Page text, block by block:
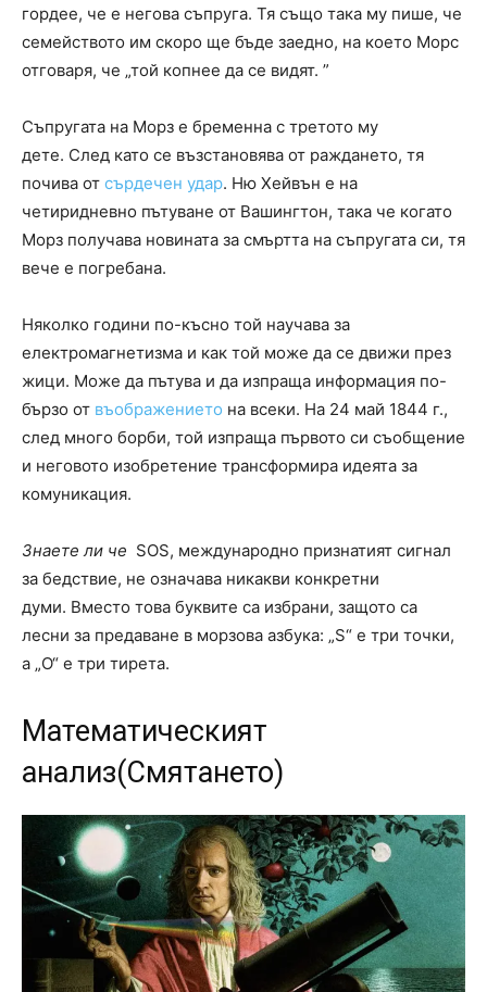
гордее, че е негова съпруга. Тя също така му пише, че
семейството им скоро ще бъде заедно, на което Морс
отговаря, че „той копнее да се видят. ”
Съпругата на Морз е бременна с третото му
дете. След като се възстановява от раждането, тя
почива от сърдечен удар. Ню Хейвън е на
четиридневно пътуване от Вашингтон, така че когато
Морз получава новината за смъртта на съпругата си, тя
вече е погребана.
Няколко години по-късно той научава за
електромагнетизма и как той може да се движи през
жици. Може да пътува и да изпраща информация по-
бързо от въображението на всеки. На 24 май 1844 г.,
след много борби, той изпраща първото си съобщение
и неговото изобретение трансформира идеята за
комуникация.
Знаете ли че SOS, международно признатият сигнал
за бедствие, не означава никакви конкретни
думи. Вместо това буквите са избрани, защото са
лесни за предаване в морзова азбука: „S“ е три точки,
а „O“ е три тирета.
Математическият
анализ(Смятането)